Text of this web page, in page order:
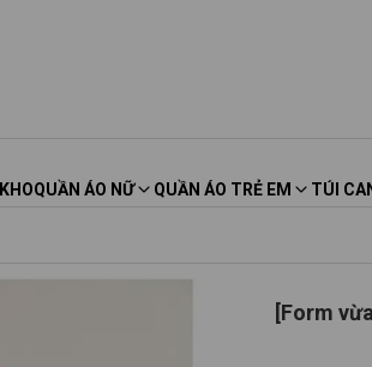
QUẦN ÁO NỮ QUẦN ÁO TRẺ EM TÚI
[Form